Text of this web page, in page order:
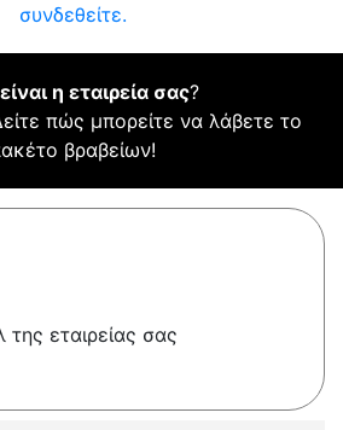
συνδεθείτε.
η εταιρεία σας?
πώς μπορείτε να λάβετε το
βραβείων!
της εταιρείας σας